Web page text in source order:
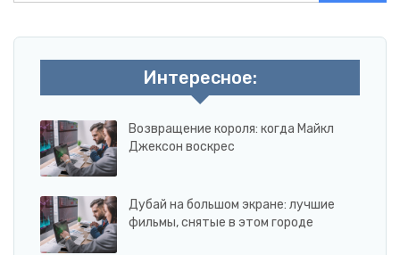
Интересное:
Возвращение короля: когда Майкл
Джексон воскрес
Дубай на большом экране: лучшие
фильмы, снятые в этом городе